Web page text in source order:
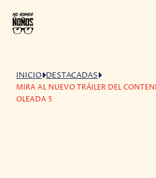
INICIO DESTACADAS
MIRA AL NUEVO TRÁILER DEL
OLEADA 5